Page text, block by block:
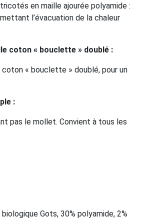
en maille ajourée polyamide :
l’évacuation de la chaleur
coton « bouclette » doublé :
coton « bouclette » doublé, pour un
:
pas le mollet. Convient à tous les
Gots, 30% polyamide, 2%